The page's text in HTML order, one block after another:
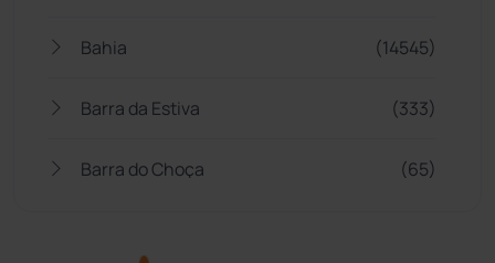
Bahia (14545)
Barra da Estiva (333)
Barra do Choça (65)